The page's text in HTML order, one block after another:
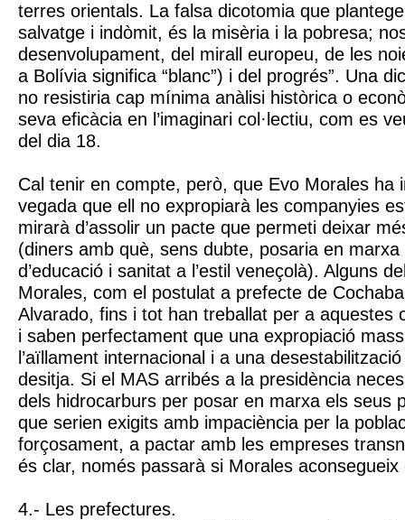
terres orientals. La falsa dicotomia que
salvatge i indòmit, és la misèria i la pobresa;
desenvolupament, del mirall europeu, de les
a Bolívia significa “blanc”) i del progrés”. Una
no resistiria cap mínima anàlisi històrica o
seva eficàcia en l’imaginari col·lectiu, com es
del dia 18.
Cal tenir en compte, però, que Evo Morales ha
vegada que ell no expropiarà les companyies
mirarà d’assolir un pacte que permeti deixar
(diners amb què, sens dubte, posaria en
d’educació i sanitat a l’estil veneçolà). Alguns
Morales, com el postulat a prefecte de
Alvarado, fins i tot han treballat per a aquestes
i saben perfectament que una expropiació
l’aïllament internacional i a una
desitja. Si el MAS arribés a la presidència
dels hidrocarburs per posar en marxa els seus
que serien exigits amb impaciència per la
forçosament, a pactar amb les empreses
és clar, només passarà si Morales
4.- Les prefectures.